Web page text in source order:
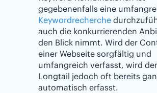
gegebenenfalls eine
Keywordrecherche
auch die konkurrierenden
den Blick nimmt. Wird der
einer Webseite sorgfältig und
umfangreich verfasst, wird der
Longtail jedoch oft bereits
automatisch erfasst.